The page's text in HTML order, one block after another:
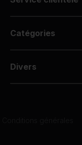
Catégories
Divers